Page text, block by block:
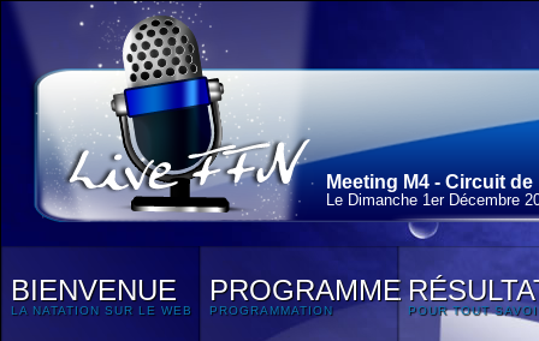
Meeting M4 - Circuit
Le Dimanche 1erDécembre
BIENVENUE
LA NATATION SUR LE WEB
PROGRAMME
PROGRAMMATION POUR TOUT